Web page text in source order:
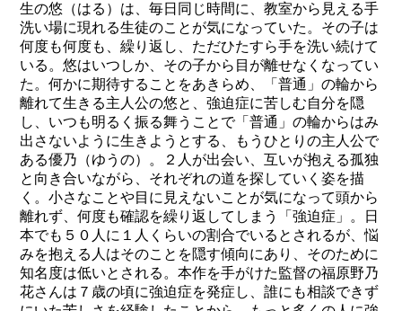
生の悠（はる）は、毎日同じ時間に、教室から見える手
洗い場に現れる生徒のことが気になっていた。その子は
何度も何度も、繰り返し、ただひたすら手を洗い続けて
いる。悠はいつしか、その子から目が離せなくなってい
た。何かに期待することをあきらめ、「普通」の輪から
離れて生きる主人公の悠と、強迫症に苦しむ自分を隠
し、いつも明るく振る舞うことで「普通」の輪からはみ
出さないように生きようとする、もうひとりの主人公で
ある優乃（ゆうの）。２人が出会い、互いが抱える孤独
と向き合いながら、それぞれの道を探していく姿を描
く。小さなことや目に見えないことが気になって頭から
離れず、何度も確認を繰り返してしまう「強迫症」。日
本でも５０人に１人くらいの割合でいるとされるが、悩
みを抱える人はそのことを隠す傾向にあり、そのために
知名度は低いとされる。本作を手がけた監督の福原野乃
花さんは７歳の頃に強迫症を発症し、誰にも相談できず